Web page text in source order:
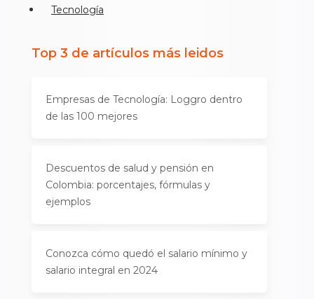
Tecnología
Top 3 de artículos más leidos
Empresas de Tecnología: Loggro dentro
de las 100 mejores
Descuentos de salud y pensión en
Colombia: porcentajes, fórmulas y
ejemplos
Conozca cómo quedó el salario mínimo y
salario integral en 2024